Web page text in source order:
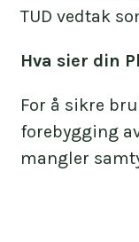
TUD vedtak
Hva sier din
For å sikre
forebygging
mangler